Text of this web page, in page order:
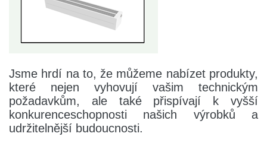
Jsme hrdí na to, že můžeme nabízet produkty,
které nejen vyhovují vašim technickým
požadavkům, ale také přispívají k vyšší
konkurenceschopnosti našich výrobků a
udržitelnější budoucnosti.